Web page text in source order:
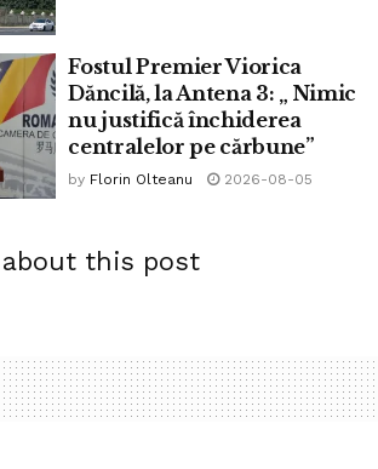
Fostul Premier Viorica
Dăncilă, la Antena 3: „ Nimic
nu justifică închiderea
centralelor pe cărbune”
by Florin Olteanu 2026-08-05
this post